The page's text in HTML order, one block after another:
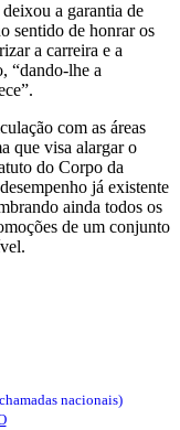
a garantia de
sentido de honrar os
a carreira e a
“dando-lhe a
com as áreas
que visa alargar o
do Corpo da
já existente
ainda todos os
de um conjunto
nacionais)